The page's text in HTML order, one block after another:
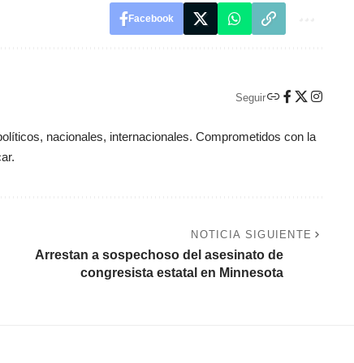
Facebook
Seguir
nacionales, internacionales. Comprometidos con la
NOTICIA SIGUIENTE
Arrestan a sospechoso del asesinato de
congresista estatal en Minnesota